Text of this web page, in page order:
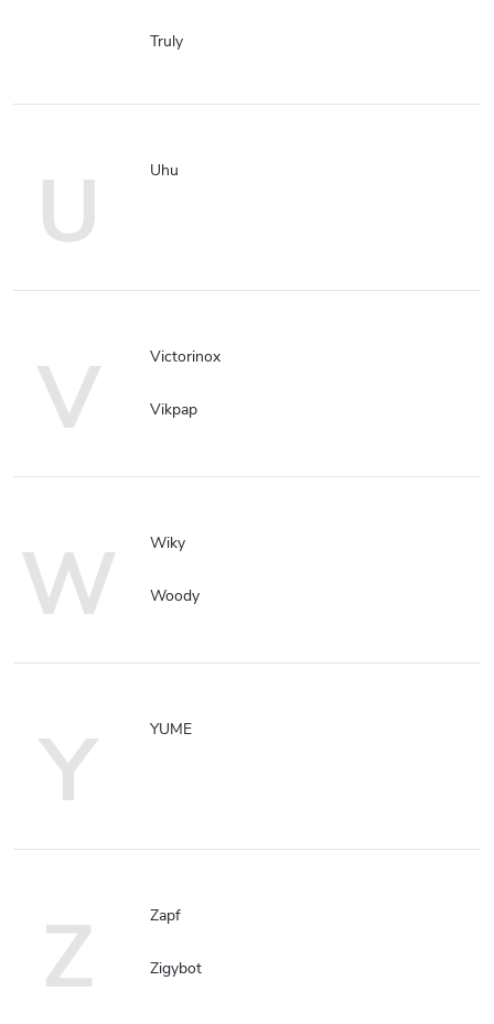
Truly
U Uhu
V Victorinox
Vikpap
W Wiky
Woody
Y YUME
Z Zapf
Zigybot